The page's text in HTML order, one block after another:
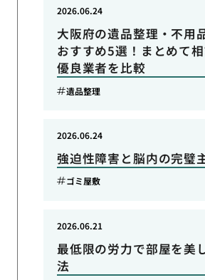
大阪府の遺品整理・不用
おすすめ5選！まとめて
優良業者を比較
2026.06.24
遺品整理
強迫性障害と脳内の完璧
2026.06.24
ゴミ屋敷
最低限の労力で部屋を美
法
2026.06.21